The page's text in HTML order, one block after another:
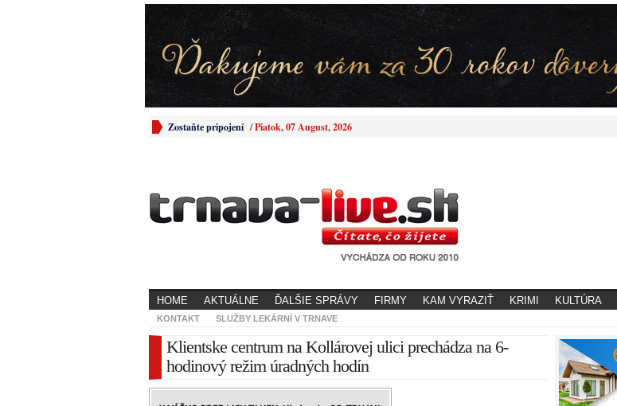
Zostaňte pripojení /Piatok, 07 August, 2026
HOME AKTUÁLNE ĎALŠIE SPRÁVY FIRMY KAM VYRAZIŤ KRIMI KULTÚRA
KONTAKT SLUŽBY LEKÁRNÍ V TRNAVE
Klientske centrum na Kollárovej ulici prechádza na 6-
hodinový režim úradných hodín